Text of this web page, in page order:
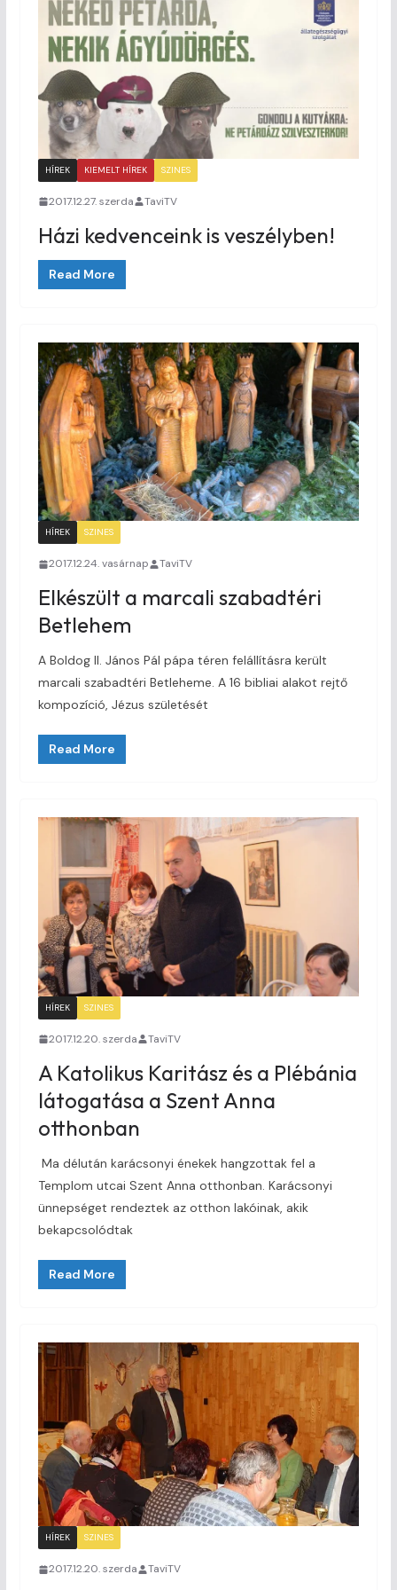
HÍREK KIEMELT HÍREK SZINES
2017.12.27. szerda TaviTV
Házi kedvenceink is veszélyben!
Read More
HÍREK SZINES
2017.12.24. vasárnap TaviTV
Elkészült a marcali szabadtéri
Betlehem
A Boldog II. János Pál pápa téren felállításra került
marcali szabadtéri Betleheme. A 16 bibliai alakot rejtő
kompozíció, Jézus születését
Read More
HÍREK SZINES
2017.12.20. szerda TaviTV
A Katolikus Karitász és a Plébánia
látogatása a Szent Anna
otthonban
Ma délután karácsonyi énekek hangzottak fel a
Templom utcai Szent Anna otthonban. Karácsonyi
ünnepséget rendeztek az otthon lakóinak, akik
bekapcsolódtak
Read More
HÍREK SZINES
2017.12.20. szerda TaviTV